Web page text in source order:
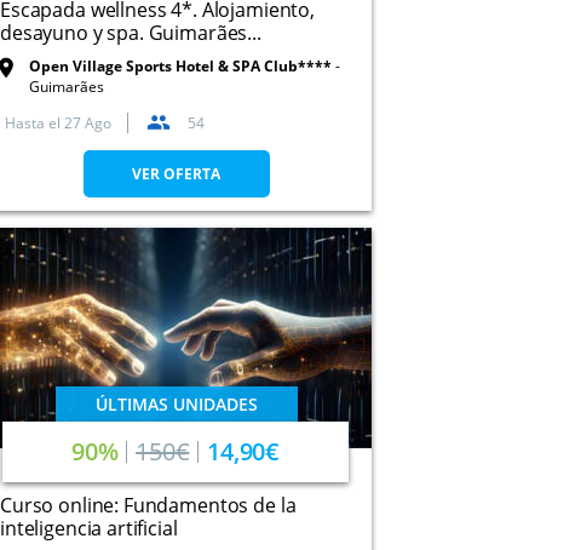
Escapada wellness 4*. Alojamiento,
desayuno y spa. Guimarães...
Open Village Sports Hotel & SPA Club****
Guimarães
Hasta el 27 Ago 54
VER OFERTA
90% 150€ 14,90€
Curso online: Fundamentos de la
inteligencia artificial
ÚLTIMAS UNIDADES